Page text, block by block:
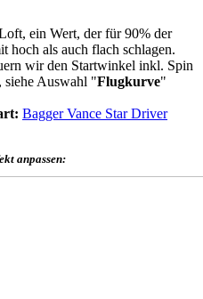
ein Wert, der für 90% der
hoch als auch flach schlagen.
wir den Startwinkel inkl. Spin
siehe Auswahl "Flugkurve"
Bagger Vance Star Driver
anpassen: